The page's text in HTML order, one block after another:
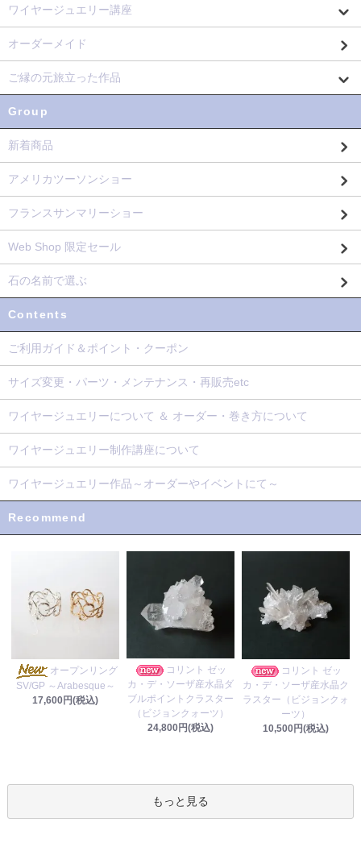
ワイヤージュエリー講座
オーダーメイド
ご縁の元旅立った作品
Group
新着商品
アメリカツーソンショー
フランスサンマリーショー
Web Shop 限定セール
石の名前で選ぶ
Contents
ご利用ガイド＆ポイント・クーポン
サイズ変更・パーツ・メンテナンス・再販売etc
ワイヤージュエリーについて ＆ オーダー・巻き方について
ワイヤージュエリー制作講座について
ワイヤージュエリー作品～オーダーやイベントにて～
Recommend
オープンリング
SV/GP ～Arabesque～
17,600円(税込)
コリント ゼッ
カ・デ・ソーザ産水晶ダ
ブルポイントクラスター
（ビジョンクォーツ）
24,800円(税込)
コリント ゼッ
カ・デ・ソーザ産水晶ク
ラスター（ビジョンクォ
ーツ）
10,500円(税込)
もっと見る